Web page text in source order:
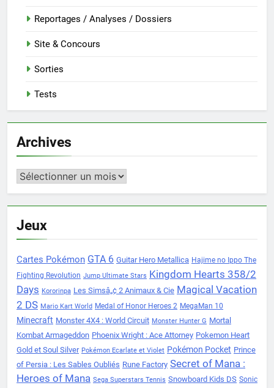
Reportages / Analyses / Dossiers
Site & Concours
Sorties
Tests
Archives
Archives
Jeux
Cartes Pokémon GTA 6 Guitar Hero Metallica Hajime no Ippo The
Fighting Revolution Jump Ultimate Stars Kingdom Hearts 358/2
Days Kororinpa Les Simsâ„¢ 2 Animaux & Cie Magical Vacation
2 DS Mario Kart World Medal of Honor Heroes 2 MegaMan 10
Minecraft Monster 4X4 : World Circuit Monster Hunter G Mortal
Kombat Armageddon Phoenix Wright : Ace Attorney Pokemon Heart
Gold et Soul Silver Pokémon Ecarlate et Violet Pokémon Pocket Prince
of Persia : Les Sables Oubliés Rune Factory Secret of Mana :
Heroes of Mana Sega Superstars Tennis Snowboard Kids DS Sonic